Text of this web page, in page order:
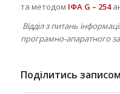
та методом ІФА G – 254
Відділ з питань
програмно-апаратного
Поділитись записом